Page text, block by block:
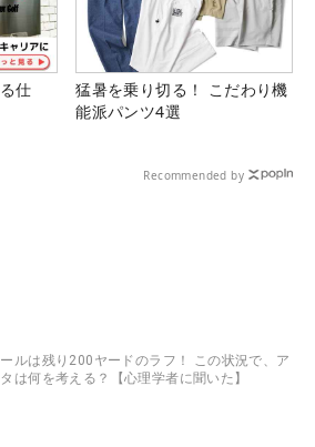
仕
猛暑を乗り切る！ こだわり機
能派パンツ4選
Recommended by
ルは残り200ヤードのラフ！ この状況で、ア
は何を考える？【心理学者に聞いた】